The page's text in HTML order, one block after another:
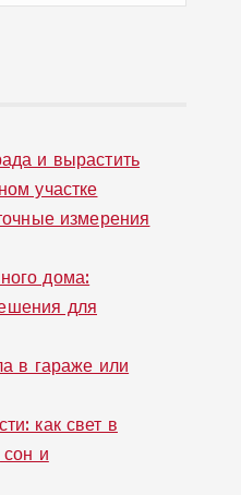
и вырастить
участке
измерения
дома:
для
в гараже или
как свет в
сон и